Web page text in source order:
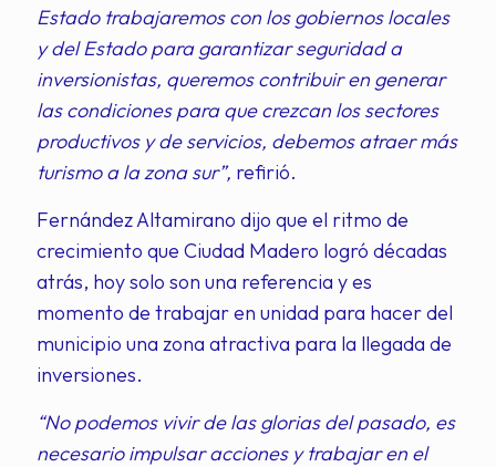
Estado trabajaremos con los gobiernos locales
y del Estado para garantizar seguridad a
inversionistas, queremos contribuir en generar
las condiciones para que crezcan los sectores
productivos y de servicios, debemos atraer más
turismo a la zona sur”, refirió.
Fernández Altamirano dijo que el ritmo de
crecimiento que Ciudad Madero logró décadas
atrás, hoy solo son una referencia y es
momento de trabajar en unidad para hacer del
municipio una zona atractiva para la llegada de
inversiones.
“No podemos vivir de las glorias del pasado, es
necesario impulsar acciones y trabajar en el